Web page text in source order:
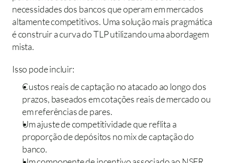
necessidades dos bancos que operam em mercados
altamente competitivos. Uma solução mais pragmática
é construir a curva do TLP utilizando uma abordagem
mista.
Isso pode incluir:
Custos reais de captação no atacado ao longo dos
prazos, baseados em cotações reais de mercado ou
em referências de pares.
Um ajuste de competitividade que reflita a
proporção de depósitos no mix de captação do
banco.